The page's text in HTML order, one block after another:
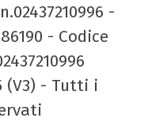
-
- Codice
(V3) - Tutti i